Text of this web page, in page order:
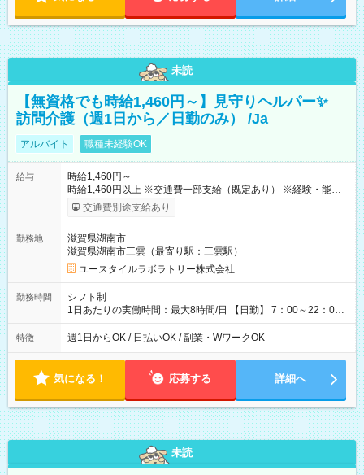
未読
【無資格でも時給1,460円～】見守りヘルパー✨
訪問介護（週1日から／日勤のみ） /Ja
アルバイト 職種未経験OK
給与
時給1,460円～
時給1,460円以上 ※交通費一部支給（既定あり） ※経験・能力を
考慮して決定します 【収入例】 週1回勤務の場合：1,460円×8時
間×4回=4万6,720円 週3回勤務の場合：1,460円×8時間×12回
3,600円 【試用期間】試用期間あり 試用期間の長さ：2ヶ月
※ 雇用形態と給与に、本採用時と異なる部分があります。 雇用
形態：本採用時と同じです。 給与：時給 1,080円以上
交通費別途支給あり
勤務地
滋賀県湖南市
滋賀県湖南市三雲（最寄り駅：三雲駅）
ユースタイルラボラトリー株式会社
勤務時間
シフト制
1日あたりの実働時間：最大8時間/日 【日勤】 7：00～22：00
の間で8時間勤務（休憩時間は法定通り） ※週1日～OK ／ 夜勤
なし ＊＊ 勤務時間例 ＊＊ ■8時から17時 ■9時から18時 ■10
定（毎週同じ曜日勤務）
特徴 週1日からOK / 日払いOK / 副業・WワークOK
気になる！ 応募する 詳細へ
未読